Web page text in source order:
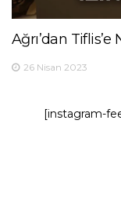
Ağrı’dan
26 Nisan 2023
[instagram-